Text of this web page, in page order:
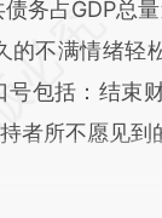
务占GDP总
的不满情绪轻
包括：结束
者所不愿见到